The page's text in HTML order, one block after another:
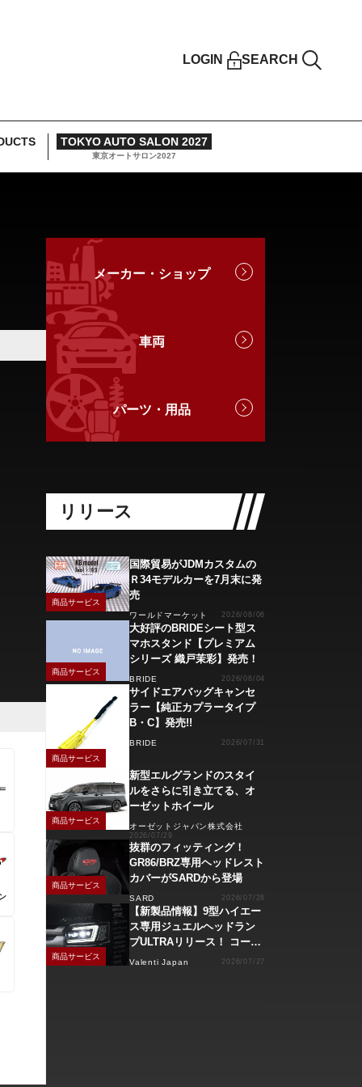
LOGIN SEARCH
TOKYO AUTO SALON 2027
東京オートサロン2027
メーカー・ショップ
車両
パーツ・用品
リリース
商品サービス
国際貿易がJDMカスタムの
Ｒ34モデルカーを7月末に発
売
ワールドマーケット 2026/08/06
商品サービス
大好評のBRIDEシート型ス
マホスタンド【プレミアム
シリーズ 織戸茉彩】発売！
BRIDE 2026/08/04
商品サービス
サイドエアバッグキャンセ
ラー【純正カプラータイプ
B・C】発売!!
BRIDE 2026/07/31
商品サービス
新型エルグランドのスタイ
ルをさらに引き立てる、オ
ーゼットホイール
オーゼットジャパン株式会社
2026/07/29
商品サービス
抜群のフィッティング！
GR86/BRZ専用ヘッドレスト
カバーがSARDから登場
SARD 2026/07/28
商品サービス
【新製品情報】9型ハイエー
ス専用ジュエルヘッドラン
プULTRAリリース！ コーナ
ーリングランプ、キーレス
Valenti Japan 2026/07/27